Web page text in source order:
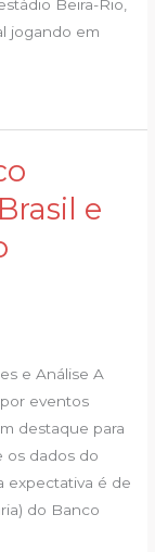
Beira-Rio,
jogando em
e
e Análise A
eventos
destaque para
os dados do
expectativa é de
do Banco